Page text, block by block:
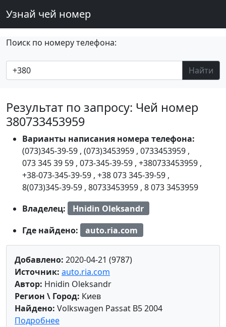
Узнай чей номер
Поиск по номеру телефона:
Найти
Результат по запросу: Чей номер
380733453959
Варианты написания номера телефона:
(073)345-39-59 , (073)3453959 , 0733453959 ,
073 345 39 59 , 073-345-39-59 , +380733453959 ,
+38-073-345-39-59 , +38 073 345-39-59 ,
8(073)345-39-59 , 80733453959 , 8 073 3453959
Владелец:
Hnidin Oleksandr
Где найдено:
auto.ria.com
Добавлено: 2020-04-21 (9787)
Источник: auto.ria.com
Автор: Hnidin Oleksandr
Регион \ Город: Киев
Найдено: Volkswagen Passat B5 2004
Подробнее